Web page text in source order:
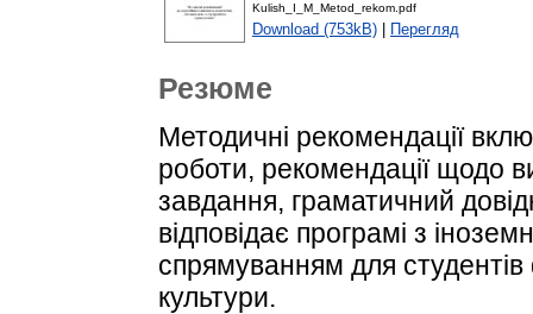
Kulish_I_M_Metod_rekom.pdf
Download (753kB) Перегляд
Резюме
Методичні рекомендації
роботи, рекомендації щодо
завдання, граматичний
відповідає програмі з
спрямуванням для студентів
культури.